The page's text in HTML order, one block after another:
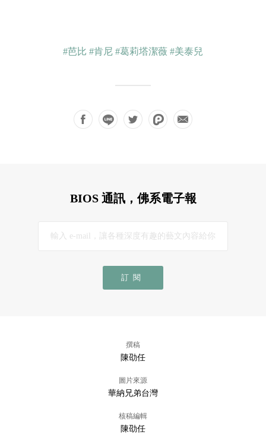
#芭比 #肯尼 #葛莉塔潔薇 #美泰兒
BIOS 通訊，佛系電子報
訂閱
撰稿
陳劭任
圖片來源
華納兄弟台灣
核稿編輯
陳劭任